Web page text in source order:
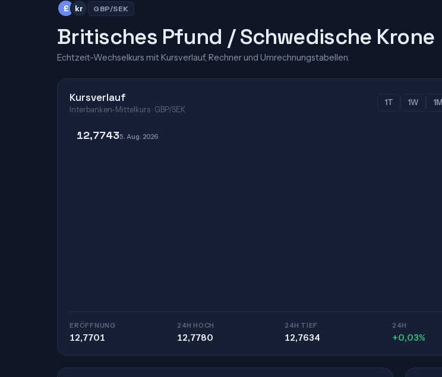
£ kr GBP/SEK
Britisches Pfund / Schwedische Krone
Echtzeit-Wechselkurs mit Kursverlauf, Rechner und Umrechnungstabellen.
Kursverlauf
Interbanken-Mittelkurs · GBP/SEK
1T 1W 1M
12,77435. Aug. 2026
ERÖFFNUNG
12,7701
24H HOCH
12,7780
24H TIEF
12,7634
24H
+0,03%